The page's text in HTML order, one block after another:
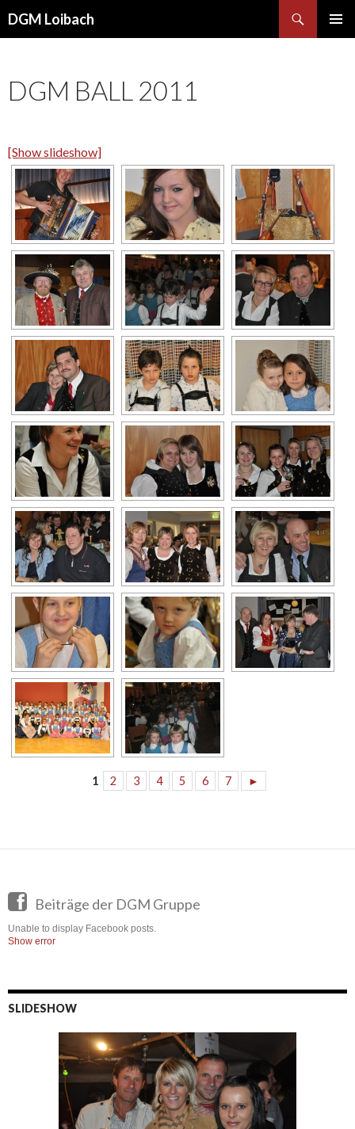
DGM Loibach
DGM BALL 2011
[Show slideshow]
1 2 3 4 5 6 7 ►
Beiträge der DGM Gruppe
Unable to display Facebook posts.
Show error
SLIDESHOW